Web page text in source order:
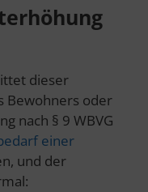
dieser
Bewohners oder
nach § 9 WBVG
einer
und der